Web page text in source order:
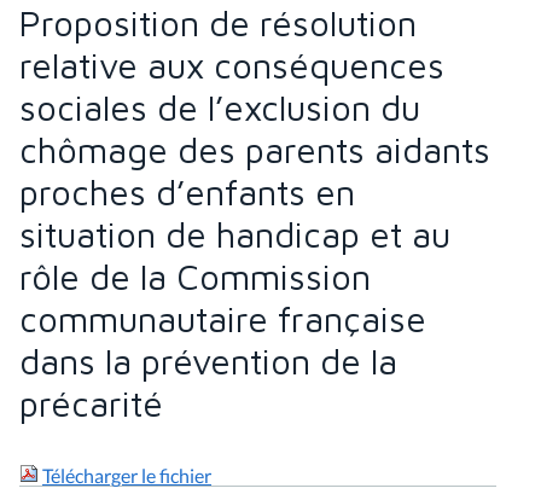
Proposition de résolution
relative aux conséquences
sociales de l’exclusion du
chômage des parents aidants
proches d’enfants en
situation de handicap et au
rôle de la Commission
communautaire française
dans la prévention de la
précarité
Télécharger le fichier